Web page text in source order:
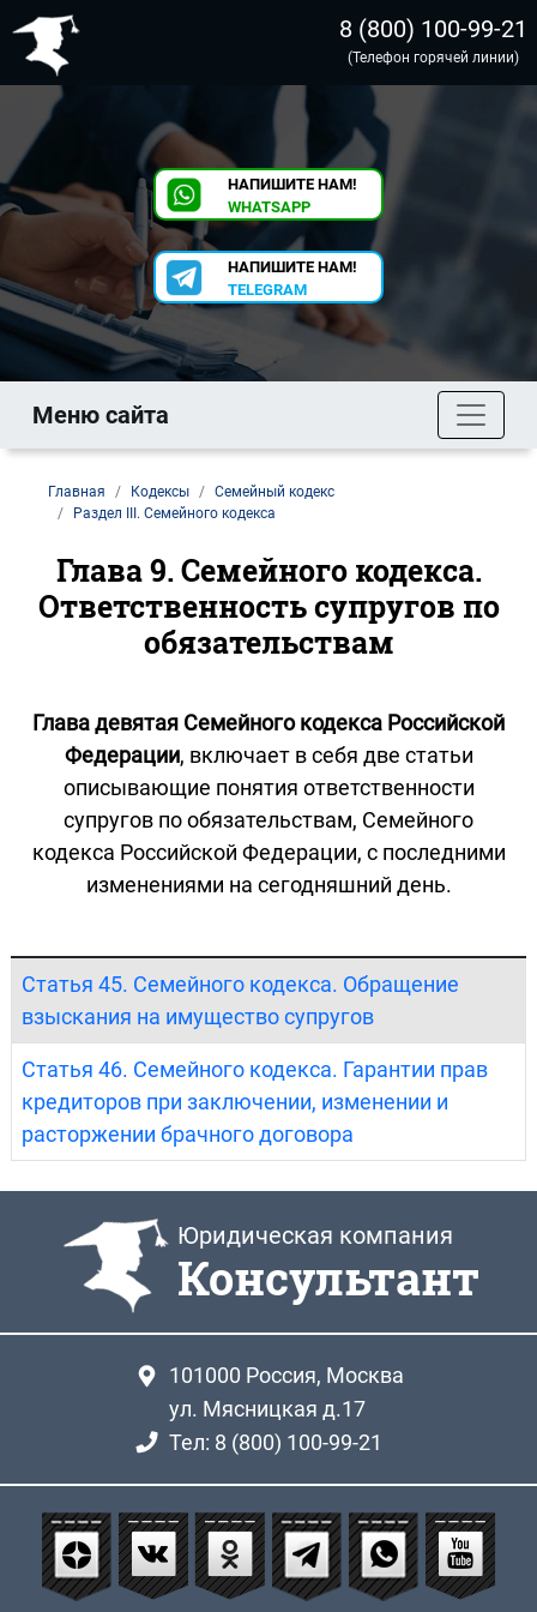
8 (800) 100-99-21
(Телефон горячей линии)
НАПИШИТЕ НАМ!
WHATSAPP
НАПИШИТЕ НАМ!
TELEGRAM
Меню сайта
Главная Кодексы
Семейный кодекс
Раздел III. Семейного кодекса
Глава 9. Семейного кодекса.
Ответственность супругов по
обязательствам
Глава девятая Семейного кодекса Российской
Федерации, включает в себя две статьи
описывающие понятия ответственности
супругов по обязательствам, Семейного
кодекса Российской Федерации, с последними
изменениями на сегодняшний день.
Статья 45. Семейного кодекса. Обращение
взыскания на имущество супругов
Статья 46. Семейного кодекса. Гарантии прав
кредиторов при заключении, изменении и
расторжении брачного договора
Юридическая компания
Консультант
101000 Россия, Москва
ул. Мясницкая д.17
Тел: 8 (800) 100-99-21